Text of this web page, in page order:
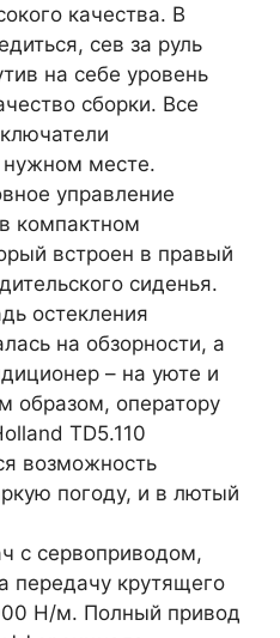
качества. В
сев за руль
на себе уровень
сборки. Все
месте.
управление
компактном
встроен в правый
сиденья.
остекления
на обзорности, а
– на уюте и
образом, оператору
TD5.110
возможность
погоду, и в лютый
с сервоприводом,
передачу крутящего
Н/м. Полный привод